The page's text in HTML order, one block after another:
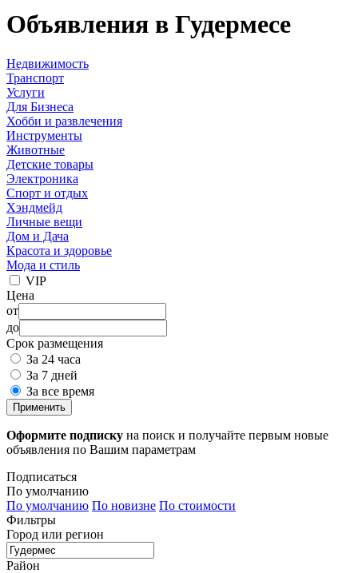
Объявления в Гудермесе
Недвижимость
Транспорт
Услуги
Для Бизнеса
Хобби и развлечения
Инструменты
Животные
Детские товары
Электроника
Спорт и отдых
Хэндмейд
Личные вещи
Дом и Дача
Красота и здоровье
Мода и стиль
VIP
Цена
от
до
Срок размещения
За 24 часа
За 7 дней
За все время
Применить
Оформите подписку на поиск и получайте первым новые
объявления по Вашим параметрам
Подписаться
По умолчанию
По умолчанию По новизне По стоимости
Фильтры
Город или регион
Район